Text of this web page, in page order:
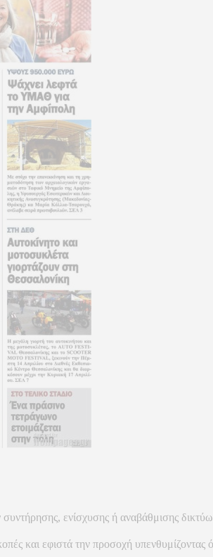
συντήρησης, ενίσχυσης ή αναβάθμισης
και εφιστά την προσοχή υπενθυμίζοντας